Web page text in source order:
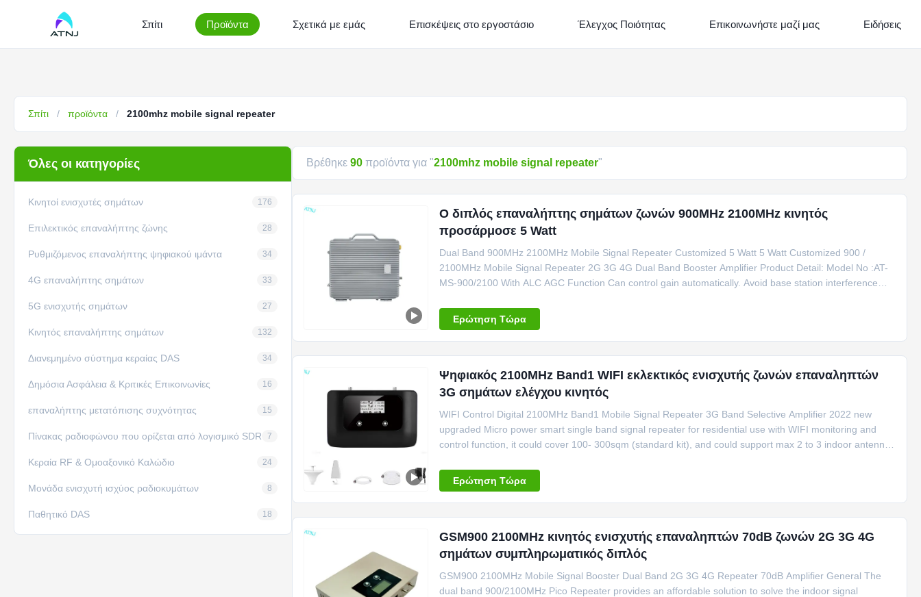
Σπίτι Προϊόντα Σχετικά με εμάς Επισκέψεις στο εργοστάσιο Έλεγχος Ποιότητας Επικοινωνήστε μαζί μας Ειδήσεις
Σπίτι / προϊόντα / 2100mhz mobile signal repeater
Όλες οι κατηγορίες
Κινητοί ενισχυτές σημάτων 176
Επιλεκτικός επαναλήπτης ζώνης 28
Ρυθμιζόμενος επαναλήπτης ψηφιακού ιμάντα 34
4G επαναλήπτης σημάτων 33
5G ενισχυτής σημάτων 27
Κινητός επαναλήπτης σημάτων 132
Διανεμημένο σύστημα κεραίας DAS 34
Δημόσια Ασφάλεια & Κριτικές Επικοινωνίες 16
επαναλήπτης μετατόπισης συχνότητας 15
Πίνακας ραδιοφώνου που ορίζεται από λογισμικό SDR 7
Κεραία RF & Ομοαξονικό Καλώδιο 24
Μονάδα ενισχυτή ισχύος ραδιοκυμάτων 8
Παθητικό DAS 18
Βρέθηκε 90 προϊόντα για "2100mhz mobile signal repeater"
Ο διπλός επαναλήπτης σημάτων ζωνών 900MHz 2100MHz κινητός
προσάρμοσε 5 Watt
Dual Band 900MHz 2100MHz Mobile Signal Repeater Customized 5 Watt 5 Watt Customized 900 /
2100MHz Mobile Signal Repeater 2G 3G 4G Dual Band Booster Amplifier Product Detail: Model No :AT-
MS-900/2100 With ALC AGC Function Can control gain automatically. Avoid base station interference
Ερώτηση Τώρα
Ψηφιακός 2100MHz Band1 WIFI εκλεκτικός ενισχυτής ζωνών επαναληπτών
3G σημάτων ελέγχου κινητός
WIFI Control Digital 2100MHz Band1 Mobile Signal Repeater 3G Band Selective Amplifier 2022 new
upgraded Micro power smart single band signal repeater for residential use with WIFI monitoring and
control function, it could cover 100- 300sqm (standard kit), and could support max 2 to 3 indoor antennas
Ερώτηση Τώρα
GSM900 2100MHz κινητός ενισχυτής επαναληπτών 70dB ζωνών 2G 3G 4G
σημάτων συμπληρωματικός διπλός
GSM900 2100MHz Mobile Signal Booster Dual Band 2G 3G 4G Repeater 70dB Amplifier General The
dual band 900/2100MHz Pico Repeater provides an affordable solution to solve the indoor signal